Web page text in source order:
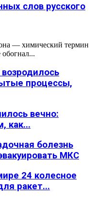
слов русского
— химический термин
процессы,
вечно:
как...
болезнь
МКС
24 колесное
ракет...